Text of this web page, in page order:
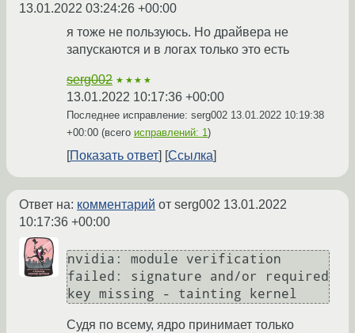
13.01.2022 03:24:26 +00:00
я тоже не пользуюсь. Но драйвера не
запускаются и в логах только это есть
serg002 ★★★★
13.01.2022 10:17:36 +00:00
Последнее исправление: serg002 13.01.2022 10:19:38
+00:00 (всего исправлений: 1)
Показать ответ Ссылка
Ответ на: комментарий от serg002 13.01.2022
10:17:36 +00:00
nvidia: module verification
failed: signature and/or required
Судя по всему, ядро принимает только